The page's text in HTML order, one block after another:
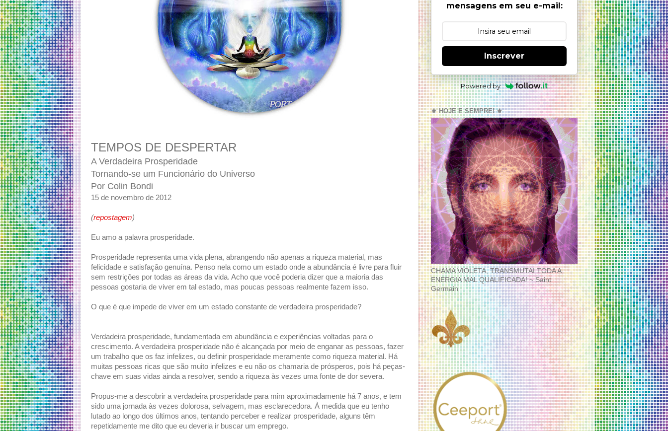
TEMPOS DE DESPERTAR
A Verdadeira Prosperidade
Tornando-se um Funcionário do Universo
Por Colin Bondi
15 de novembro de 2012
(repostagem)
Eu amo a palavra prosperidade.
Prosperidade representa uma vida plena, abrangendo não apenas a riqueza material, mas
felicidade e satisfação genuína. Penso nela como um estado onde a abundância é livre para fluir
sem restrições por todas as áreas da vida. Acho que você poderia dizer que a maioria das
pessoas gostaria de viver em tal estado, mas poucas pessoas realmente fazem isso.
O que é que impede de viver em um estado constante de verdadeira prosperidade?
Verdadeira prosperidade, fundamentada em abundância e experiências voltadas para o
crescimento. A verdadeira prosperidade não é alcançada por meio de enganar as pessoas, fazer
um trabalho que os faz infelizes, ou definir prosperidade meramente como riqueza material. Há
muitas pessoas ricas que são muito infelizes e eu não os chamaria de prósperos, pois há peças-
chave em suas vidas ainda a resolver, sendo a riqueza às vezes uma fonte de dor severa.
Propus-me a descobrir a verdadeira prosperidade para mim aproximadamente há 7 anos, e tem
sido uma jornada às vezes dolorosa, selvagem, mas esclarecedora. À medida que eu tenho
lutado ao longo dos últimos anos, tentando perceber e realizar prosperidade, alguns têm
repetidamente me dito que eu deveria ir buscar um emprego.
mensagens em seu e-mail:
Inscrever
Powered by
⚜️ HOJE E SEMPRE! ⚜️
CHAMA VIOLETA, TRANSMUTAI TODA A
ENERGIA MAL QUALIFICADA! ~ Saint
Germain